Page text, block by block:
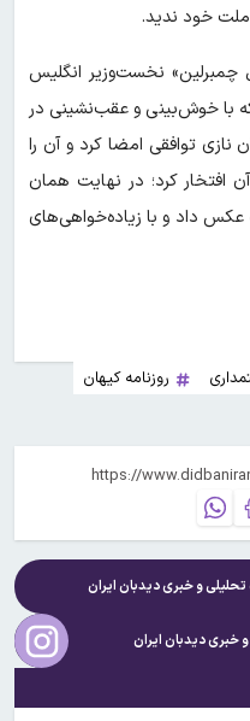
خود ندید.
نخست‌وزیر انگلیس
۱۹۴۰ بود. فردی که با خوش‌بینی و عقب‌نشینی در
نازی توافقی امضا کرد و آن را
کرد؛ در نهایت همان
عکس داد و با زیاده‌خواهی‌های
روزنامه کیهان
تحلیلی و خبریدیدبان ایران
و خبریدیدبان ایران